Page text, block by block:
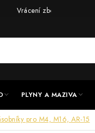
Vrácení zboží
PLYNY A MAZIVA
pro M4, M16, AR-15